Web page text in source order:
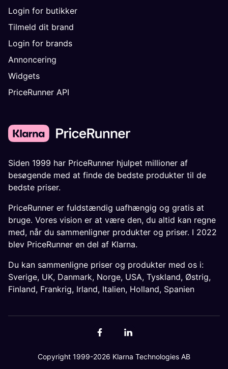
Login for butikker
Tilmeld dit brand
Login for brands
Annoncering
Widgets
PriceRunner API
Siden 1999 har PriceRunner hjulpet millioner af
besøgende med at finde de bedste produkter til de
bedste priser.
PriceRunner er fuldstændig uafhængig og gratis at
bruge. Vores vision er at være den, du altid kan regne
med, når du sammenligner produkter og priser. I 2022
blev PriceRunner en del af Klarna.
Du kan sammenligne priser og produkter med os i:
Sverige, UK, Danmark, Norge, USA, Tyskland, Østrig,
Finland, Frankrig, Irland, Italien, Holland, Spanien
Copyright 1999-2026 Klarna Technologies AB